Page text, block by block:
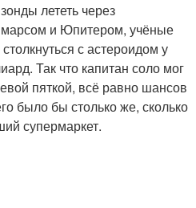
лететь через
и Юпитером, учёные
с астероидом у
Так что капитан соло мог
пяткой, всё равно шансов
было бы столько же, сколько
супермаркет.